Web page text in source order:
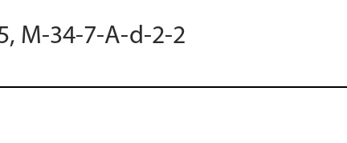
M-34-7-A-d-2-2